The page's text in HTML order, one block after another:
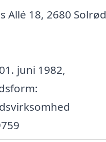
Allé 18, 2680 Solrød
juni 1982,